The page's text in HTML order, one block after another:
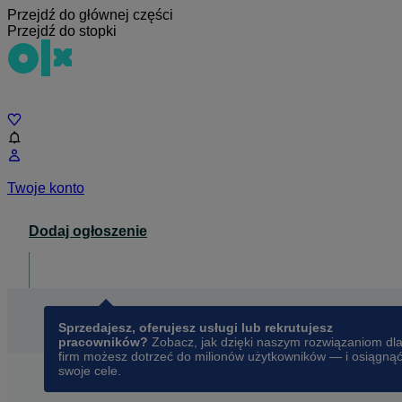
Przejdź do głównej części
Przejdź do stopki
Twoje konto
Dodaj ogłoszenie
Sprzedajesz, oferujesz usługi lub rekrutujesz
pracowników? Zobacz, jak dzięki naszym rozwiązaniom dla
firm możesz dotrzeć do milionów użytkowników — i osiągnąć
swoje cele.